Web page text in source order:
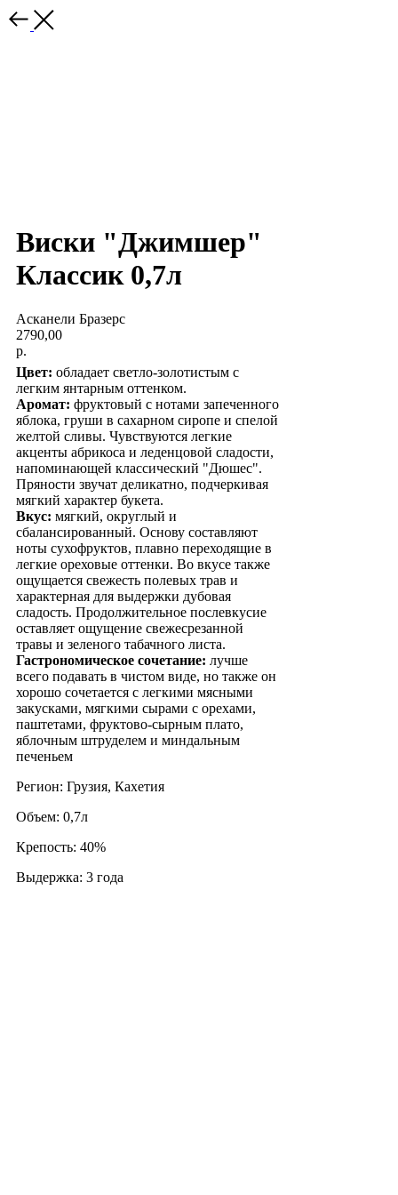
Виски "Джимшер"
Классик 0,7л
Асканели Бразерс
2790,00
р.
Цвет: обладает светло-золотистым с
легким янтарным оттенком.
Аромат: фруктовый с нотами запеченного
яблока, груши в сахарном сиропе и спелой
желтой сливы. Чувствуются легкие
акценты абрикоса и леденцовой сладости,
напоминающей классический "Дюшес".
Пряности звучат деликатно, подчеркивая
мягкий характер букета.
Вкус: мягкий, округлый и
сбалансированный. Основу составляют
ноты сухофруктов, плавно переходящие в
легкие ореховые оттенки. Во вкусе также
ощущается свежесть полевых трав и
характерная для выдержки дубовая
сладость. Продолжительное послевкусие
оставляет ощущение свежесрезанной
травы и зеленого табачного листа.
Гастрономическое сочетание: лучше
всего подавать в чистом виде, но также он
хорошо сочетается с легкими мясными
закусками, мягкими сырами с орехами,
паштетами, фруктово-сырным плато,
яблочным штруделем и миндальным
печеньем
Регион: Грузия, Кахетия
Объем: 0,7л
Крепость: 40%
Выдержка: 3 года